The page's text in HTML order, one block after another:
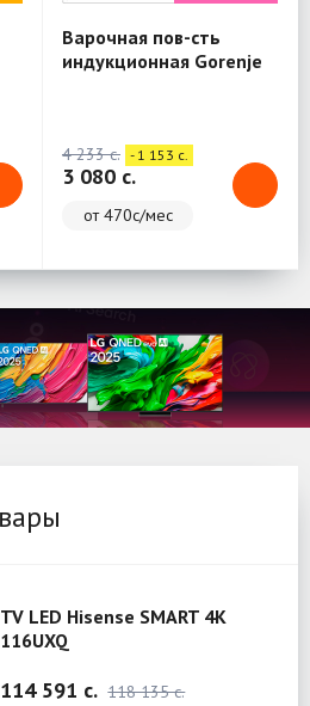
Варочная пов-сть
индукционная Gorenje
4 233 c. - 1 153 c.
3 080 c.
от 470с/мес
LED Hisense SMART 4K
591 c. 118 135 c.